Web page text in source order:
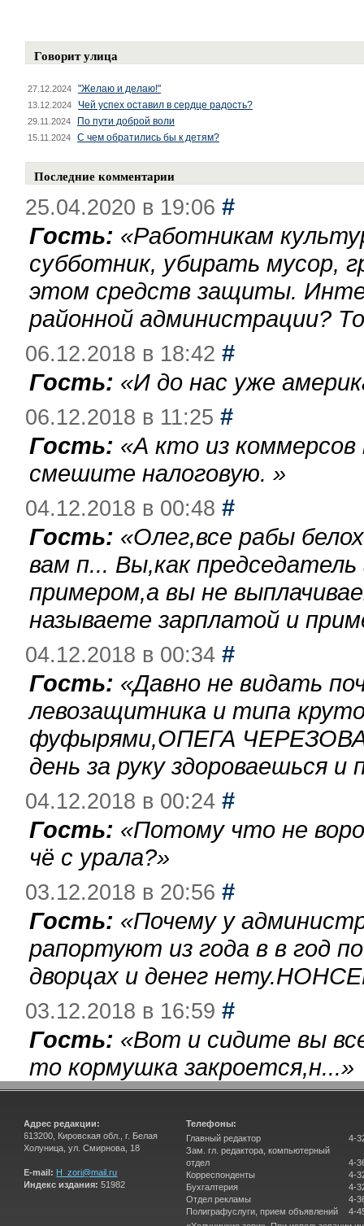
Говорит улица
27.12.2024 "Желаю и делаю!"
13.12.2024 Чей успех оставил в сердце радость?
29.11.2024 По пути доброй воли
15.11.2024 С чем обратились бы к детям?
Последние комментарии
25.04.2020 в 19:06 #
Гость: «Работникам
субботник, убирать мусор,
этом средств защиты.
районной администрации?
06.12.2018 в 18:42 #
Гость: «И до нас уже
06.12.2018 в 11:25 #
Гость: «А кто из
смешите налоговую. »
04.12.2018 в 00:48 #
Гость: «Олег,все рабы
вам п... Вы,как
примером,а вы не
называете зарплатой и
04.12.2018 в 00:34 #
Гость: «Давно не видать
левозащитника и типа
фуфырями,ОПЕГА
день за руку здороваешься
04.12.2018 в 00:24 #
Гость: «Потому что не
чё с урала?»
03.12.2018 в 20:56 #
Гость: «Почему у
рапортуют из года в в год
дворцах и денег
03.12.2018 в 16:59 #
Гость: «Вот и сидите вы
то кормушка закроется,н...»
Адрес редакции:
613200, Кировская обл., г. Белая
Холуница, ул. Смирнова, 18
E-mail: H_zori@mail.ru
Индекс издания: 51982
Телефоны:
Главный редактор
Зам. гл. редактора, компьютерный
отдел
Корреспонденты
Бухгалтерия
Отдел рекламы
Полиграфуслуги, прием объявлений
4-
4-
4-
4-
4-
4-